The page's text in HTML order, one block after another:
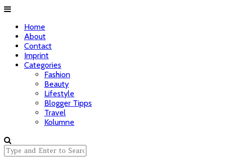
Home
About
Contact
Imprint
Categories
Fashion
Beauty
Lifestyle
Blogger Tipps
Travel
Kolumne